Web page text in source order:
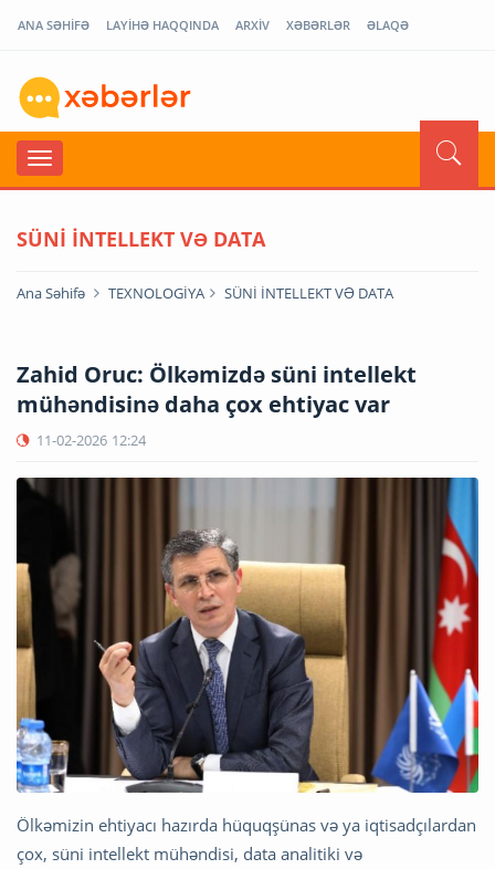
ANA SƏHİFƏ LAYİHƏ HAQQINDA ARXİV XƏBƏRLƏR ƏLAQƏ
SÜNİ İNTELLEKT VƏ DATA
Ana Səhifə TEXNOLOGİYA SÜNİ İNTELLEKT VƏ DATA
Zahid Oruc: Ölkəmizdə süni intellekt
mühəndisinə daha çox ehtiyac var
11-02-2026 12:24
Ölkəmizin ehtiyacı hazırda hüquqşünas və ya iqtisadçılardan
çox, süni intellekt mühəndisi, data analitiki və